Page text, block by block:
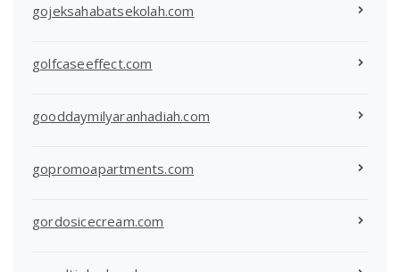
gojeksahabatsekolah.com
golfcaseeffect.com
gooddaymilyaranhadiah.com
gopromoapartments.com
gordosicecream.com